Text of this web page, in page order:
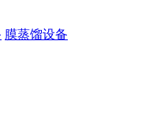
膜蒸馏设备